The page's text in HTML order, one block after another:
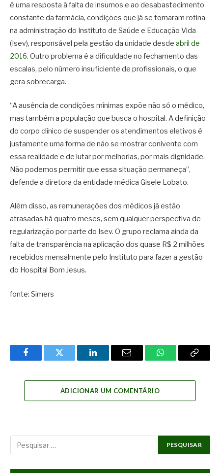
é uma resposta à falta de insumos e ao desabastecimento
constante da farmácia, condições que já se tornaram rotina
na administração do Instituto de Saúde e Educação Vida
(Isev), responsável pela gestão da unidade desde abril de
2016. Outro problema é a dificuldade no fechamento das
escalas, pelo número insuficiente de profissionais, o que
gera sobrecarga.
“A ausência de condições mínimas expõe não só o médico,
mas também a população que busca o hospital. A definição
do corpo clínico de suspender os atendimentos eletivos é
justamente uma forma de não se mostrar conivente com
essa realidade e de lutar por melhorias, por mais dignidade.
Não podemos permitir que essa situação permaneça”,
defende a diretora da entidade médica Gisele Lobato.
Além disso, as remunerações dos médicos já estão
atrasadas há quatro meses, sem qualquer perspectiva de
regularização por parte do Isev. O grupo reclama ainda da
falta de transparência na aplicação dos quase R$ 2 milhões
recebidos mensalmente pelo Instituto para fazer a gestão
do Hospital Bom Jesus.
fonte: Simers
FacebookTwitter LinkedInEmail WhatsAppCopy
ADICIONAR UM COMENTÁRIO